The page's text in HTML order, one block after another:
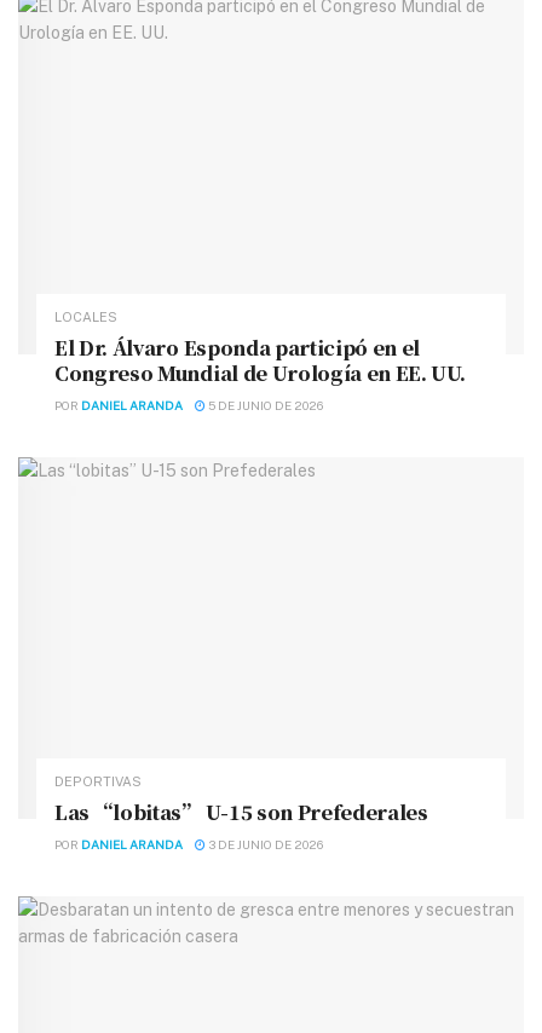
LOCALES
El Dr. Álvaro Esponda participó en el
Congreso Mundial de Urología en EE. UU.
POR DANIEL ARANDA 5 DE JUNIO DE 2026
DEPORTIVAS
Las “lobitas” U-15 son Prefederales
POR DANIEL ARANDA 3 DE JUNIO DE 2026